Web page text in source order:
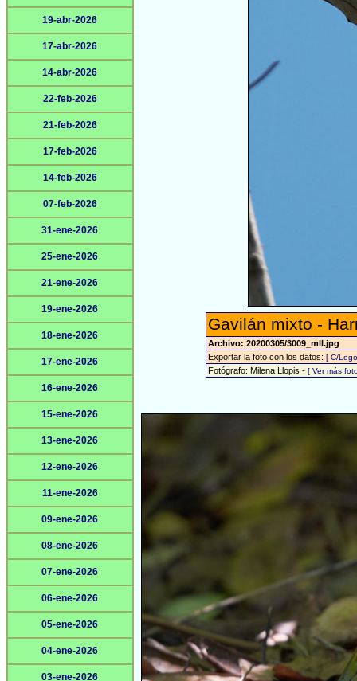
19-abr-2026
17-abr-2026
14-abr-2026
22-feb-2026
21-feb-2026
17-feb-2026
14-feb-2026
07-feb-2026
31-ene-2026
25-ene-2026
21-ene-2026
19-ene-2026
18-ene-2026
17-ene-2026
16-ene-2026
15-ene-2026
13-ene-2026
12-ene-2026
11-ene-2026
09-ene-2026
08-ene-2026
07-ene-2026
06-ene-2026
05-ene-2026
04-ene-2026
03-ene-2026
Gavilán mixto -
Archivo: 20200305/3009_mll.jpg
Exportar la foto con los datos: [ C/
Fotógrafo: Milena Llopis - [ Ver más